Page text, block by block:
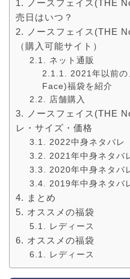
ノースフェイス(THE
売日はいつ？
ノースフェイス(THE
（購入可能サイト）
ネット通販
2021年以前
Face)福袋を紹介
店舗購入
ノースフェイス(THE
レ・サイズ・価格
2022中身ネタバレ
2021年中身ネタバ
2020年中身ネタバ
2019年中身ネタバ
まとめ
オススメの福袋
レディース
オススメの福袋
レディース